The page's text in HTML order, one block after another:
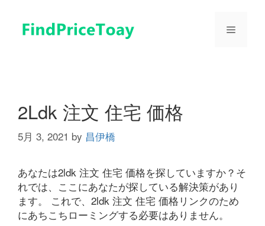
メ
2Ldk 注文 住宅 価格
5月 3, 2021 by 昌伊橋
あなたは2ldk 注文 住宅 価格を探していますか？そ
れでは、ここにあなたが探している解決策があり
ます。 これで、2ldk 注文 住宅 価格リンクのため
にあちこちローミングする必要はありません。